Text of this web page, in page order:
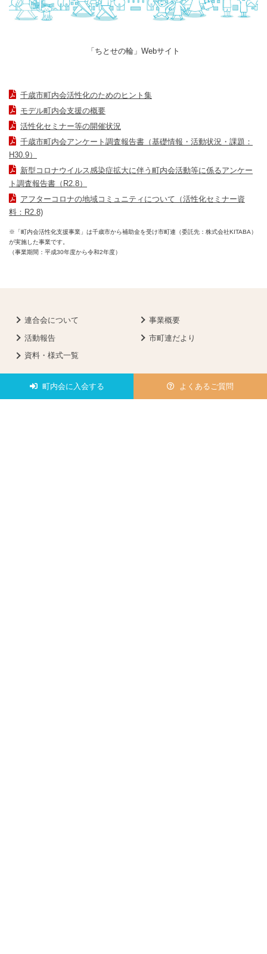
「ちとせの輪」Webサイト
千歳市町内会活性化のためのヒント集
モデル町内会支援の概要
活性化セミナー等の開催状況
千歳市町内会アンケート調査報告書（基礎情報・活動状況・課題：
H30.9）
新型コロナウイルス感染症拡大に伴う町内会活動等に係るアンケー
ト調査報告書（R2.8）
アフターコロナの地域コミュニティについて（活性化セミナー資
料：R2.8)
※「町内会活性化支援事業」は千歳市から補助金を受け市町連（委託先：株式会社KITABA）
が実施した事業です。
（事業期間：平成30年度から令和2年度）
連合会について
事業概要
活動報告
市町連だより
資料・様式一覧
町内会に入会する よくあるご質問